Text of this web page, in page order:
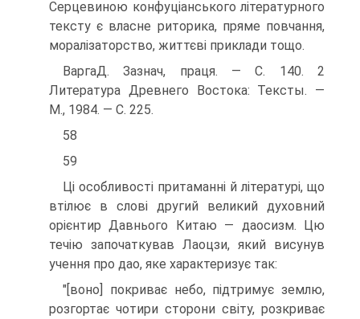
Серцевиною конфуціанського літературного
тексту є власне риторика, пряме повчання,
моралізаторство, життєві приклади тощо.
ВаргаД. Зазнач, праця. — С. 140. 2
Литература Древнего Востока: Тексты. —
М., 1984. — С. 225.
58
59
Ці особливості притаманні й літературі, що
втілює в слові другий великий духовний
орієнтир Давнього Китаю — даосизм. Цю
течію започаткував Лаоцзи, який висунув
учення про дао, яке характеризує так:
"[воно] покриває небо, підтримує землю,
розгортає чотири сторони світу, розкриває